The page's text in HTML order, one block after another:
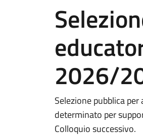
2026/
Selezione pubblica
determinato per
Colloquio successivo.